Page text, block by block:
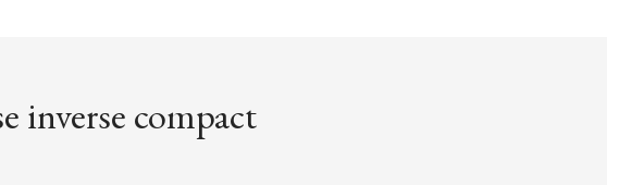
inverse compact